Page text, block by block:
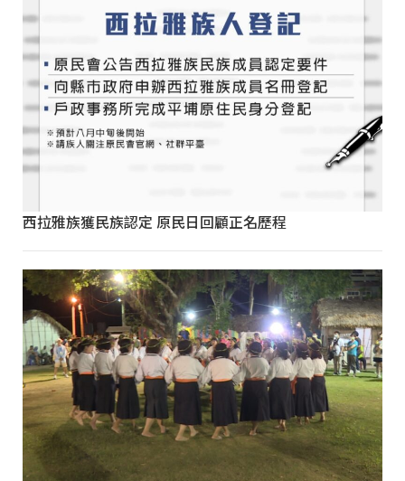
西拉雅族獲民族認定 原民日回顧正名歷程